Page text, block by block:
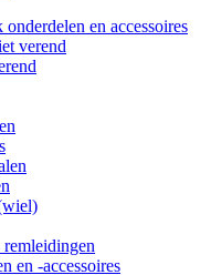
en accessoires
verend
remleidingen
en -accessoires